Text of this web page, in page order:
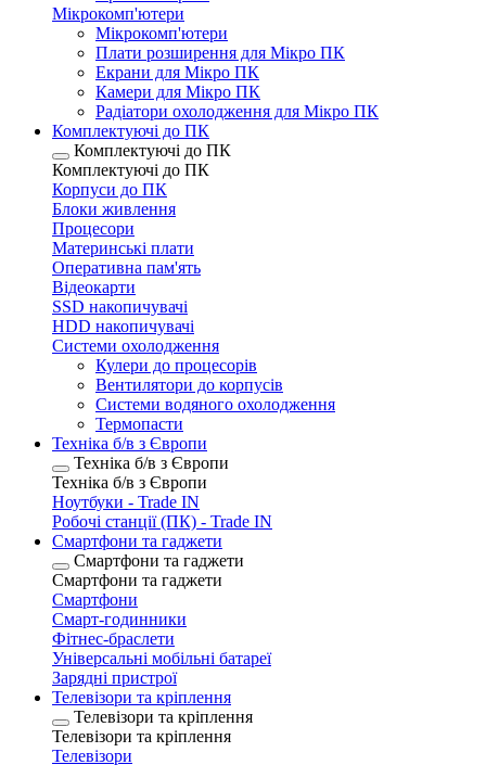
Мікрокомп'ютери
Мікрокомп'ютери
Плати розширення для Мікро ПК
Екрани для Мікро ПК
Камери для Мікро ПК
Радіатори охолодження для Мікро ПК
Комплектуючі до ПК
Комплектуючі до ПК
Комплектуючі до ПК
Корпуси до ПК
Блоки живлення
Процесори
Материнські плати
Оперативна пам'ять
Відеокарти
SSD накопичувачі
HDD накопичувачі
Системи охолодження
Кулери до процесорів
Вентилятори до корпусів
Системи водяного охолодження
Термопасти
Техніка б/в з Європи
Техніка б/в з Європи
Техніка б/в з Європи
Ноутбуки - Trade IN
Робочі станції (ПК) - Trade IN
Смартфони та гаджети
Смартфони та гаджети
Смартфони та гаджети
Смартфони
Смарт-годинники
Фітнес-браслети
Універсальні мобільні батареї
Зарядні пристрої
Телевізори та кріплення
Телевізори та кріплення
Телевізори та кріплення
Телевізори